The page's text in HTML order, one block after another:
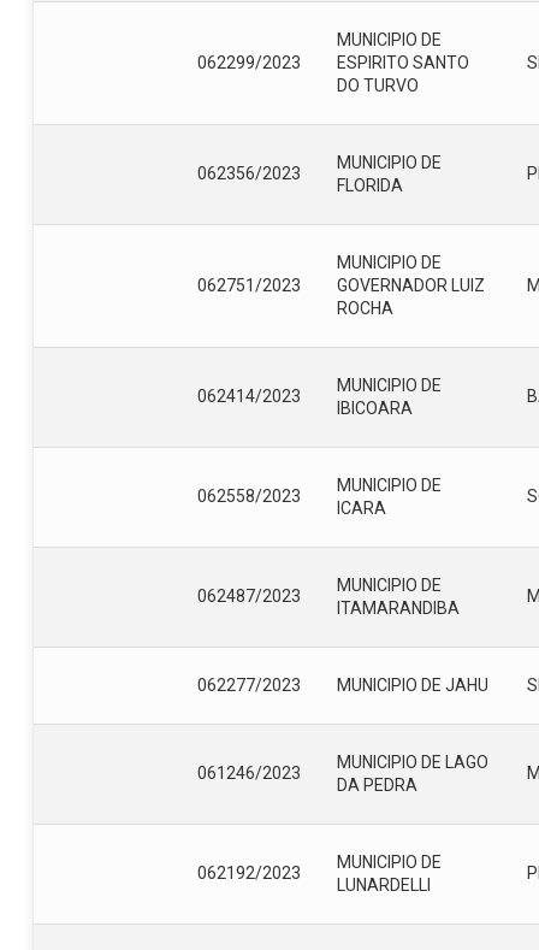
062299/2023
MUNICIPIO DE
ESPIRITO SANTO
DO TURVO
062356/2023
MUNICIPIO DE
FLORIDA
062751/2023
MUNICIPIO DE
GOVERNADOR LUIZ
ROCHA
062414/2023
MUNICIPIO DE
IBICOARA
062558/2023
MUNICIPIO DE
ICARA
062487/2023
MUNICIPIO DE
ITAMARANDIBA
062277/2023 MUNICIPIO DE JAHU
061246/2023
MUNICIPIO DE LAGO
DA PEDRA
062192/2023
MUNICIPIO DE
LUNARDELLI